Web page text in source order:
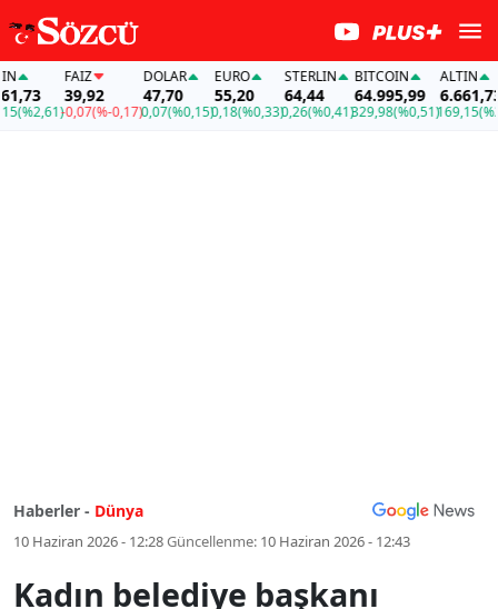
FAİZ
39,92
-0,07(%-0,17)
DOLAR
47,70
0,07(%0,15)
EURO
55,20
0,18(%0,33)
STERLIN
64,44
0,26(%0,41)
BITCOIN
64.995,99
329,98(%0,51)
ALTIN
6.661,73
169,15
Haberler - Dünya
10 Haziran 2026 - 12:28Güncellenme: 10 Haziran 2026 - 12:43
Kadın belediye başkanı